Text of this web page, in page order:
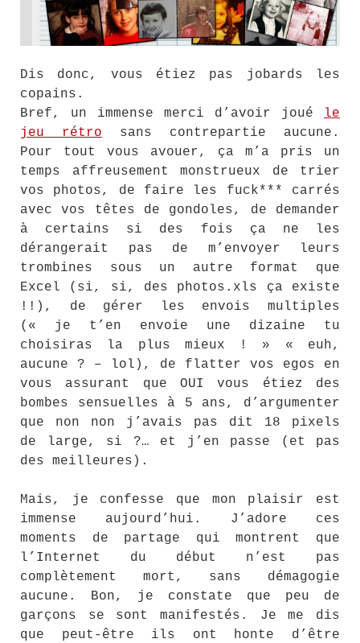
Dis donc, vous étiez pas jobards les
copains.
Bref, un immense merci d’avoir joué
le
jeu rétro sans contrepartie aucune.
Pour tout vous avouer, ça m’a pris un
temps affreusement monstrueux de trier
vos photos, de faire les fuck*** carrés
avec vos têtes de gondoles, de demander
à certains si des fois ça ne les
dérangerait pas de m’envoyer leurs
trombines sous un autre format que
Excel (si, si, des photos.xls ça existe
!!), de gérer les envois multiples
(« je t’en envoie une dizaine tu
choisiras la plus mieux ! » « euh,
aucune ? – lol), de flatter vos egos en
vous assurant que OUI vous étiez des
bombes sensuelles à 5 ans, d’argumenter
que non non j’avais pas dit 18 pixels
de large, si ?… et j’en passe (et pas
des meilleures).
Mais, je confesse que mon plaisir est
immense aujourd’hui. J’adore ces
moments de partage qui montrent que
l’Internet du début n’est pas
complètement mort, sans démagogie
aucune. Bon, je constate que peu de
garçons se sont manifestés. Je me dis
que peut-être ils ont honte d’être